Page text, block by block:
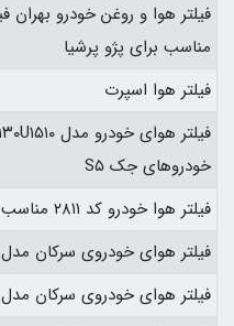
مناسب برای پژو پرشیا
فیلتر هوا اسپرت
خودروهای جک S۵
فیلتر هوا خودرو کد ۲۸۱۱ مناسب برای جک J۵
فیلتر هوای خودروی سرکان مدل SF ۱۲۵۴
فیلتر هوای خودروی سرکان مدل SF ۱۲۶۴